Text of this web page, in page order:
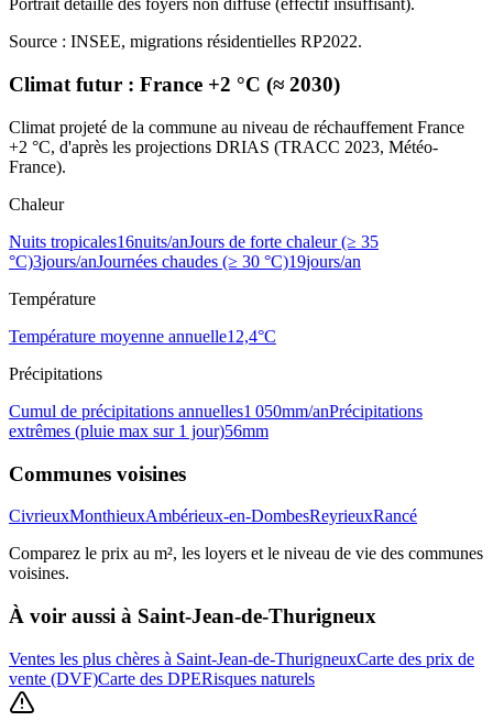
Portrait détaillé des foyers non diffusé (effectif insuffisant).
Source : INSEE, migrations résidentielles RP2022.
Climat futur : France +2 °C (≈ 2030)
Climat projeté de la commune au niveau de réchauffement France
+2 °C, d'après les projections DRIAS (TRACC 2023, Météo-
France).
Chaleur
Nuits tropicales16nuits/anJours de forte chaleur (≥ 35
°C)3jours/anJournées chaudes (≥ 30 °C)19jours/an
Température
Température moyenne annuelle12,4°C
Précipitations
Cumul de précipitations annuelles1 050mm/anPrécipitations
extrêmes (pluie max sur 1 jour)56mm
Communes voisines
CivrieuxMonthieuxAmbérieux-en-DombesReyrieuxRancé
Comparez le prix au m², les loyers et le niveau de vie des communes
voisines.
À voir aussi à Saint-Jean-de-Thurigneux
Ventes les plus chères à Saint-Jean-de-ThurigneuxCarte des prix de
vente (DVF)Carte des DPERisques naturels